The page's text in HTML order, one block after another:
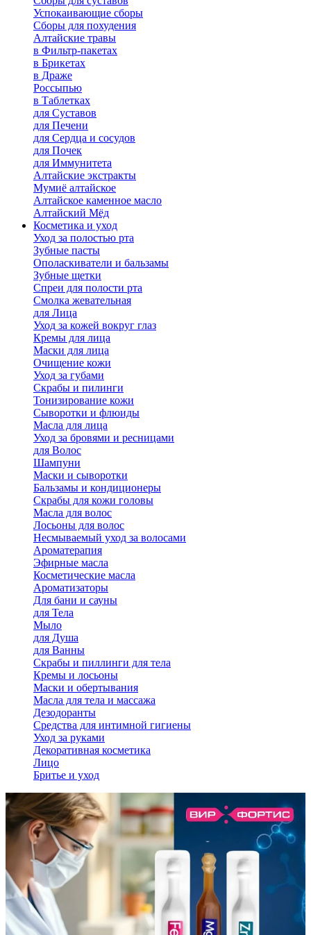
Успокаивающие сборы
Сборы для похудения
Алтайские травы
в Фильтр-пакетах
в Брикетах
в Драже
Россыпью
в Таблетках
для Cуставов
для Печени
для Сердца и сосудов
для Почек
для Иммунитета
Алтайские экстракты
Мумиё алтайское
Алтайское каменное масло
Алтайский Мёд
Косметика и уход
Уход за полостью рта
Зубные пасты
Ополаскиватели и бальзамы
Зубные щетки
Спреи для полости рта
Смолка жевательная
для Лица
Уход за кожей вокруг глаз
Кремы для лица
Маски для лица
Очищение кожи
Уход за губами
Скрабы и пилинги
Тонизирование кожи
Сыворотки и флюиды
Масла для лица
Уход за бровями и ресницами
для Волос
Шампуни
Маски и сыворотки
Бальзамы и кондиционеры
Скрабы для кожи головы
Масла для волос
Лосьоны для волос
Несмываемый уход за волосами
Ароматерапия
Эфирные масла
Косметические масла
Ароматизаторы
Для бани и сауны
для Тела
Мыло
для Душа
для Ванны
Скрабы и пиллинги для тела
Кремы и лосьоны
Маски и обертывания
Масла для тела и массажа
Дезодоранты
Средства для интимной гигиены
Уход за руками
Декоративная косметика
Лицо
Бритье и уход